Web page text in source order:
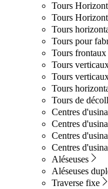
Tours
Tours
Tours
Tours pour
Tours
Tours
Tours
Tours
Tours de
Centres
Centres
Centres
Centres
Aléseuses
Aléseuses
Traverse fixe